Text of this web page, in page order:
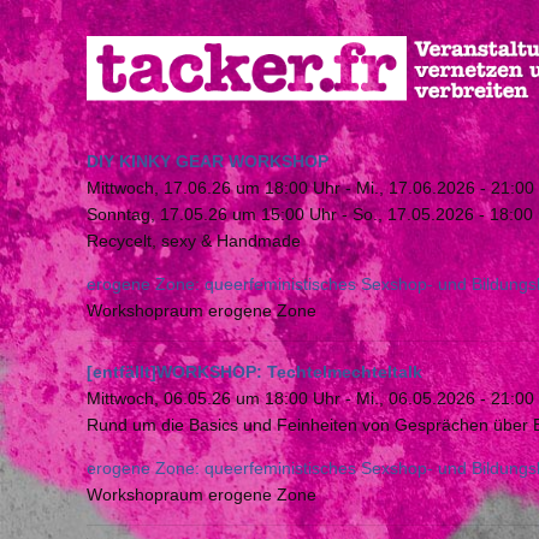
Direkt
zum
Inhalt
DIY KINKY GEAR WORKSHOP
Mittwoch, 17.06.26 um 18:00 Uhr-Mi., 17.06.2026 - 21:00
Sonntag, 17.05.26 um 15:00 Uhr-So., 17.05.2026 - 18:00
Recycelt, sexy & Handmade
erogene Zone: queerfeministisches Sexshop- und
Workshopraum erogene Zone
[entfällt]WORKSHOP: Techtelmechteltalk
Mittwoch, 06.05.26 um 18:00 Uhr-Mi., 06.05.2026 - 21:00
Rund um die Basics und Feinheiten von Gesprächen über
erogene Zone: queerfeministisches Sexshop- und
Workshopraum erogene Zone